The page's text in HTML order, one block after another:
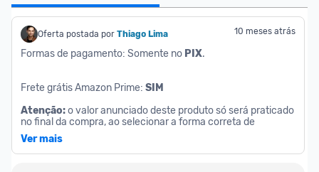
Oferta postada por Thiago Lima 10 meses atrás
Formas de pagamento: Somente no PIX.
Frete grátis Amazon Prime: SIM
Atenção: o valor anunciado deste produto só será praticado
no final da compra, ao selecionar a forma correta de
pagamento.
Ver mais